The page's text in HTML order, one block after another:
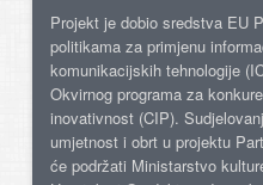
Projekt je dobio sredstva EU
politikama za primjenu
komunikacijskih tehnologije
Okvirnog programa za
inovativnost (CIP).
umjetnost i obrt u projektu
će podržati Ministarstvo